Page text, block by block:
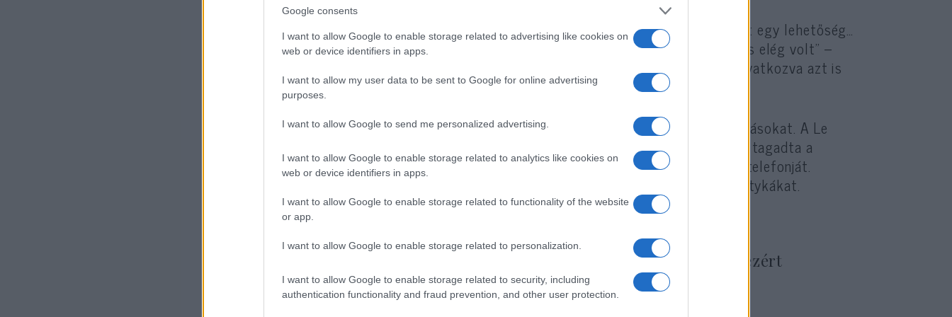
Google consents
I want to allow Google to enable storage related to advertising like cookies on
web or device identifiers in apps.
I want to allow my user data to be sent to Google for online advertising
purposes.
I want to allow Google to send me personalized advertising.
I want to allow Google to enable storage related to analytics like cookies on
web or device identifiers in apps.
I want to allow Google to enable storage related to functionality of the website
or app.
I want to allow Google to enable storage related to personalization.
I want to allow Google to enable storage related to security, including
authentication functionality and fraud prevention, and other user protection.
„Nem annyira az üzenet konkrét tartalma fájt neki, hanem az, amire utalt: egy lehetőség…
semmi kézzelfogható, semmi bizonyítható, de már önmagában az ötlet is elég volt” –
olvasható a könyvben. Tardif egy, az elnöki párhoz közel álló forrásra hivatkozva azt is
írta: „Brigitte úgy érezte, mintha lassan kitörölnék az életéből.”
A francia first lady képviselői ugyanakkor határozottan cáfolták az állításokat. A Le
Parisien beszámolója szerint Brigitte Macron márciusban személyesen is tagadta a
könyvben szereplő verziót, hangsúlyozva, hogy soha nem ellenőrzi férje telefonját.
Golshifteh Farahani szintén visszautasította a kapcsolatukról szóló pletykákat.
Márciusban a Le Point magazinnak azt mondta:
„Szerintem egyes emberek életéből hiányzik a szeretet, ezért
találnak ki ilyen románcokat, hogy kitöltsék az űrt.”